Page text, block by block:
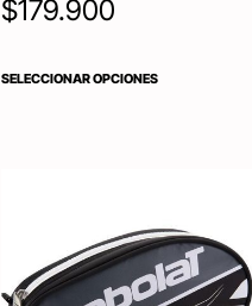
$179.900
SELECCIONAR OPCIONES